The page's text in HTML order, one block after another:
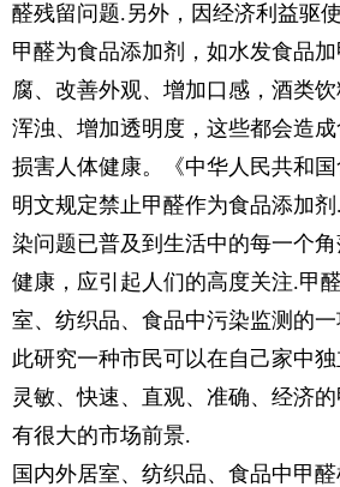
醛残留问题.另外，因经济利益驱
甲醛为食品添加剂，如水发食品
腐、改善外观、增加口感，酒类
浑浊、增加透明度，这些都会造成
损害人体健康。《中华人民共和
明文规定禁止甲醛作为食品添加
染问题已普及到生活中的每一个
健康，应引起人们的高度关注.甲
室、纺织品、食品中污染监测的
此研究一种市民可以在自己家中独
灵敏、快速、直观、准确、经济
有很大的市场前景.
国内外居室、纺织品、食品中甲